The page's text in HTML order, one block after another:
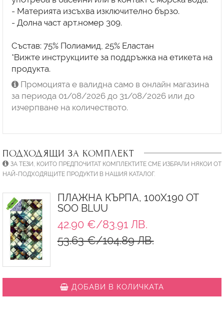
- Материята изсъхва изключително бързо.
- Долна част арт.номер 309.
Състав: 75% Полиамид, 25% Еластан
*Вижте инструкциите за поддръжка на етикета на
продукта.
Промоцията е валидна само в онлайн магазина
за периода 01/08/2026 до 31/08/2026 или до
изчерпване на количеството.
ПОДХОДЯЩИ ЗА КОМПЛЕКТ
ЗА ТЕЗИ, КОИТО ПРЕДПОЧИТАТ КОМПЛЕКТИТЕ СМЕ ИЗБРАЛИ НЯКОИ ОТ
НАЙ-ПОДХОДЯЩИТЕ ПРОДУКТИ В НАШИЯ КАТАЛОГ.
ПЛАЖНА КЪРПА, 100X190 ОТ
SOO BLUU
42.90 €/83.91 ЛВ.
53.63 €/104.89 ЛВ.
ДОБАВИ В КОЛИЧКАТА